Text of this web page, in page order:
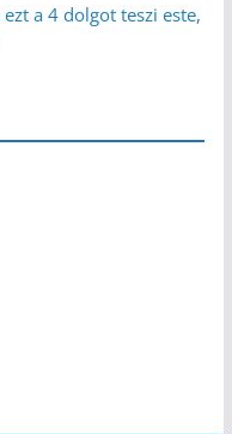
a 4 dolgot teszi este,